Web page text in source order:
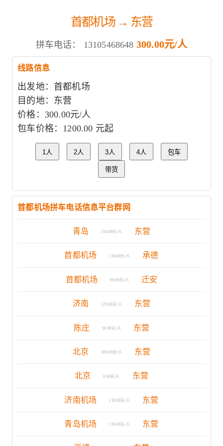
首都机场 → 东营
拼车电话： 13105468648 300.00元/人
线路信息
出发地：首都机场
目的地：东营
价格：300.00元/人
包车价格：1200.00 元起
1人 2人 3人 4人 包车
带货
首都机场拼车电话信息平台群网
青岛 150.00元/人 东营
首都机场 150.00元/人 承德
首都机场 90.00元/人 迁安
济南 120.00元/人 东营
陈庄 50.00元/人 东营
北京 200.00元/人 东营
北京 0.00元/人 东营
济南机场 110.00元/人 东营
青岛机场 150.00元/人 东营